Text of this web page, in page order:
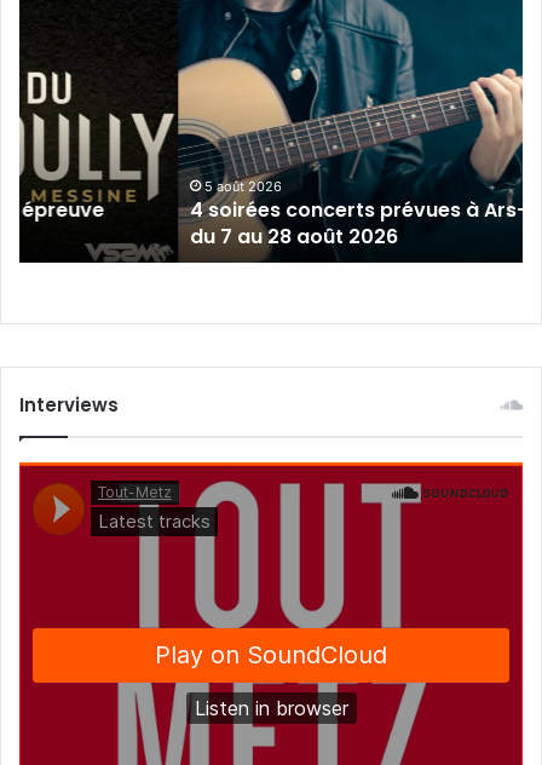
concerts
à
Ars-
sur-
Moselle
au
5 août 2026
4 soirées concerts prévues à Ars-sur-
du 7 au 28 août 2026
Interviews